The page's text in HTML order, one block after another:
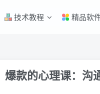
技术教程 精品软
爆款的心理课：